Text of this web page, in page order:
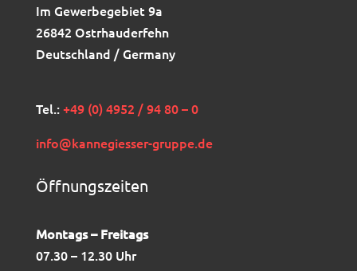
Im Gewerbegebiet 9a
26842 Ostrhauderfehn
Deutschland / Germany
Tel.:+49 (0) 4952 / 94 80 – 0
info@kannegiesser-gruppe.de
Öffnungszeiten
Montags – Freitags
07.30 – 12.30 Uhr